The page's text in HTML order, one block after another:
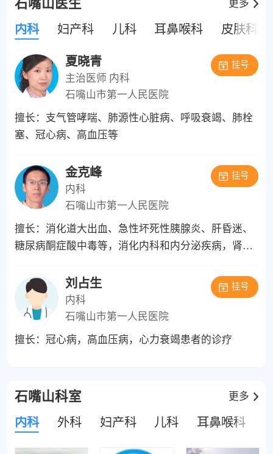
石嘴山医生 更多
内科 妇产科 儿科 耳鼻喉科 皮肤科
夏晓青
主治医师 内科
石嘴山市第一人民医院
挂号
擅长：支气管哮喘、肺源性心脏病、呼吸衰竭、肺栓
塞、冠心病、高血压等
金克峰
内科
石嘴山市第一人民医院
挂号
擅长：消化道大出血、急性坏死性胰腺炎、肝昏迷、
糖尿病酮症酸中毒等，消化内科和内分泌疾病，肾内
刘占生
内科
石嘴山市第一人民医院
挂号
擅长：冠心病，高血压病，心力衰竭患者的诊疗
石嘴山科室 更多
内科 外科 妇产科 儿科 耳鼻喉科